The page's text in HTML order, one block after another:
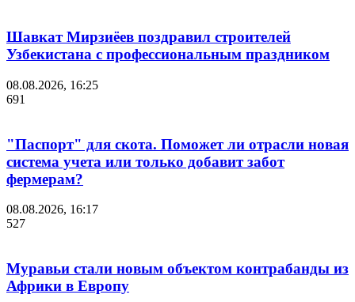
Шавкат Мирзиёев поздравил строителей
Узбекистана с профессиональным праздником
08.08.2026, 16:25
691
"Паспорт" для скота. Поможет ли отрасли новая
система учета или только добавит забот
фермерам?
08.08.2026, 16:17
527
Муравьи стали новым объектом контрабанды из
Африки в Европу